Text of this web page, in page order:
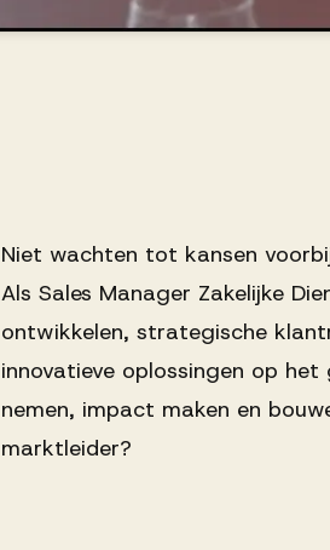
Niet wachten tot kansen
Als Sales Manager Zakelijke
ontwikkelen, strategische
innovatieve oplossingen op
nemen, impact maken en
marktleider?